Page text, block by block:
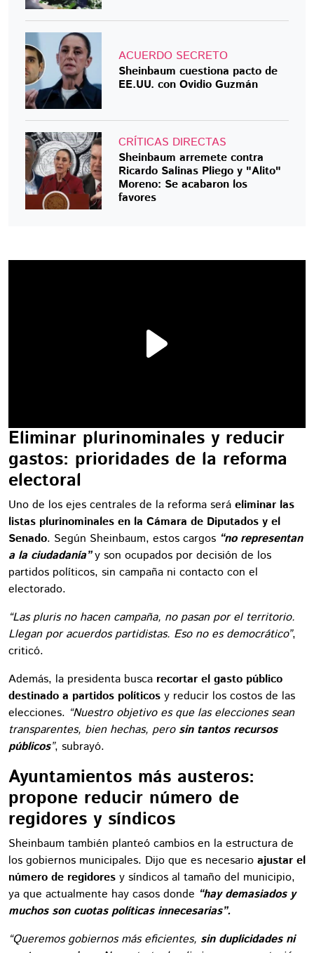
ACUERDO SECRETO
Sheinbaum cuestiona pacto de
EE.UU. con Ovidio Guzmán
CRÍTICAS DIRECTAS
Sheinbaum arremete contra
Ricardo Salinas Pliego y "Alito"
Moreno: Se acabaron los
favores
Eliminar plurinominales y reducir
gastos: prioridades de la reforma
electoral
Uno de los ejes centrales de la reforma será eliminar las
listas plurinominales en la Cámara de Diputados y el
Senado. Según Sheinbaum, estos cargos “no representan
a la ciudadanía”y son ocupados por decisión de los
partidos políticos, sin campaña ni contacto con el
electorado.
“Las pluris no hacen campaña, no pasan por el territorio.
Llegan por acuerdos partidistas. Eso no es democrático”,
criticó.
Además, la presidenta busca recortar el gasto público
destinado a partidos políticos y reducir los costos de las
elecciones. “Nuestro objetivo es que las elecciones sean
transparentes, bien hechas, pero sin tantos recursos
públicos”, subrayó.
Ayuntamientos más austeros:
propone reducir número de
regidores y síndicos
Sheinbaum también planteó cambios en la estructura de
los gobiernos municipales. Dijo que es necesario ajustar el
número de regidores y síndicos al tamaño del municipio,
ya que actualmente hay casos donde “hay demasiados y
muchos son cuotas políticas innecesarias”.
“Queremos gobiernos más eficientes, sin duplicidades ni